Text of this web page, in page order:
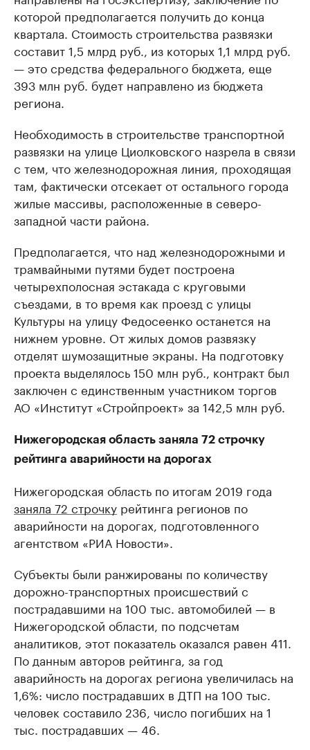
которой предполагается получить до конца
квартала. Стоимость строительства развязки
составит 1,5 млрд руб., из которых 1,1 млрд руб.
— это средства федерального бюджета, еще
393 млн руб. будет направлено из бюджета
региона.
Необходимость в строительстве транспортной
развязки на улице Циолковского назрела в связи
с тем, что железнодорожная линия, проходящая
там, фактически отсекает от остального города
жилые массивы, расположенные в северо-
западной части района.
Предполагается, что над железнодорожными и
трамвайными путями будет построена
четырехполосная эстакада с круговыми
съездами, в то время как проезд с улицы
Культуры на улицу Федосеенко останется на
нижнем уровне. От жилых домов развязку
отделят шумозащитные экраны. На подготовку
проекта выделялось 150 млн руб., контракт был
заключен с единственным участником торгов
АО «Институт «Стройпроект» за 142,5 млн руб.
Нижегородская область заняла 72 строчку
рейтинга аварийности на дорогах
Нижегородская область по итогам 2019 года
заняла 72 строчку рейтинга регионов по
аварийности на дорогах, подготовленного
агентством «РИА Новости».
Субъекты были ранжированы по количеству
дорожно-транспортных происшествий с
пострадавшими на 100 тыс. автомобилей — в
Нижегородской области, по подсчетам
аналитиков, этот показатель оказался равен 411.
По данным авторов рейтинга, за год
аварийность на дорогах региона увеличилась на
1,6%: число пострадавших в ДТП на 100 тыс.
человек составило 236, число погибших на 1
тыс. пострадавших — 46.